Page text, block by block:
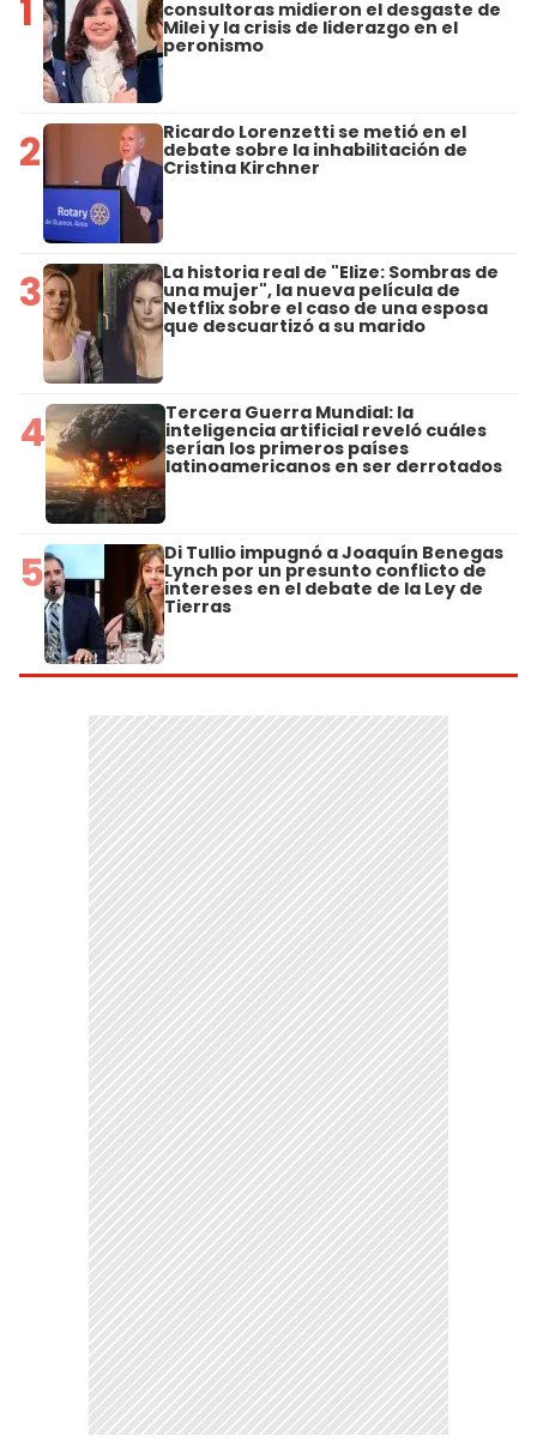
1 consultoras midieron el desgaste de
Milei y la crisis de liderazgo en el
peronismo
2 Ricardo Lorenzetti se metió en el
debate sobre la inhabilitación de
Cristina Kirchner
3 La historia real de "Elize: Sombras de
una mujer", la nueva película de
Netflix sobre el caso de una esposa
que descuartizó a su marido
4 Tercera Guerra Mundial: la
inteligencia artificial reveló cuáles
serían los primeros países
latinoamericanos en ser derrotados
5 Di Tullio impugnó a Joaquín Benegas
Lynch por un presunto conflicto de
intereses en el debate de la Ley de
Tierras